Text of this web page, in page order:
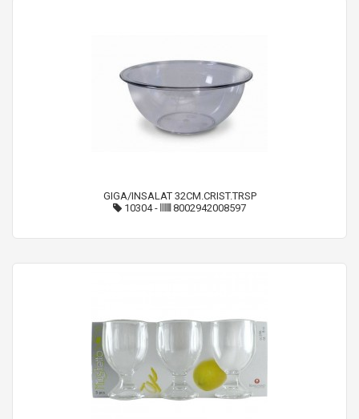
GIGA/INSALAT 32CM.CRIST.TRSP
10304- 8002942008597